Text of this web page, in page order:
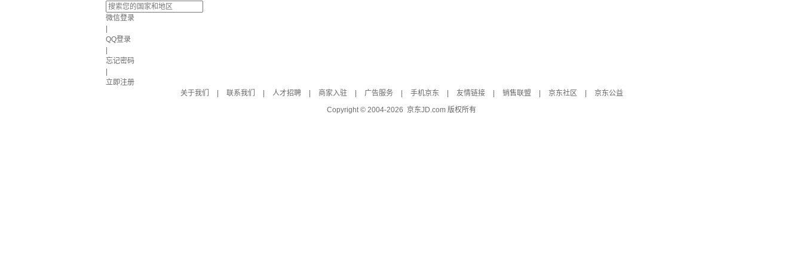
微信登录
QQ登录
忘记密码
立即注册
关于我们
联系我们 人才招聘 商家入驻 广告服务 手机京东 友情链接 销售联盟 京东社区
京东公益
Copyright © 2004-2026 京东JD.com 版权所有